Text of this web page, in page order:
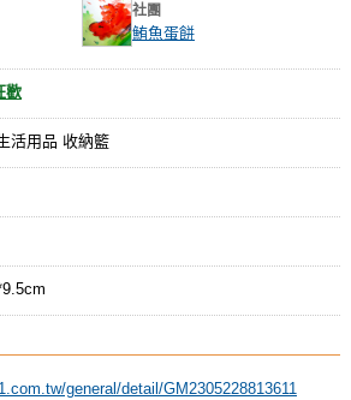
社團
鮪魚蛋餅
歡
活用品 收納籃
general/detail/GM2305228813611